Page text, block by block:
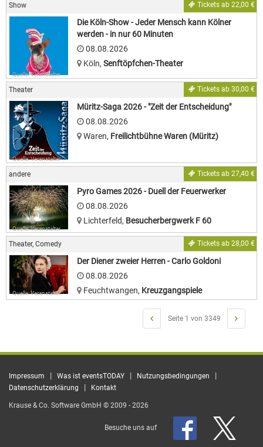
Show Tickets ab 22,00 €
Quelle: Veranstalter
Die Köln-Show - Jeder Mensch kann Kölner
werden - in nur 60 Minuten
08.08.2026
Köln, Senftöpfchen-Theater
Theater Tickets ab 30,00 €
Quelle: Veranstalter
Müritz-Saga 2026 - "Zeit der Entscheidung"
08.08.2026
Waren, Freilichtbühne Waren (Müritz)
andere Tickets ab 27,40 €
Quelle: Veranstalter
Pyro Games 2026 - Duell der Feuerwerker
08.08.2026
Lichterfeld, Besucherbergwerk F 60
Theater, Comedy Tickets ab 28,00 €
Quelle: Veranstalter
Der Diener zweier Herren - Carlo Goldoni
08.08.2026
Feuchtwangen, Kreuzgangspiele
Seite 1 von 3349
Impressum | Was ist eventsTODAY | Nutzungsbedingungen |
Datenschutzerklärung | Kontakt
Krause & Co. Software GmbH © 2009 - 2026
Besuche uns auf